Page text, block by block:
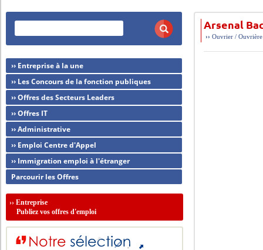
Arsenal
››Ouvrier / Ouvrière
›› Entreprise à la une
›› Les Concours de la fonction publiques
›› Offres des Secteurs Leaders
›› Offres IT
›› Administrative
›› Emploi Centre d'Appel
›› Immigration emploi à l'étranger
Parcourir les Offres
››Entreprise
Publiez vos offres d'emploi